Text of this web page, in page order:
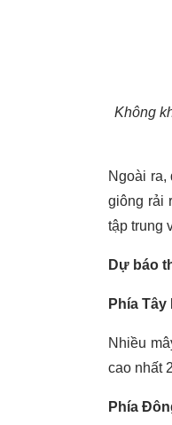
Không
Ngoài ra,
giông rải
tập trung
Dự báo
Phía
Nhiều
cao nhất
Phía